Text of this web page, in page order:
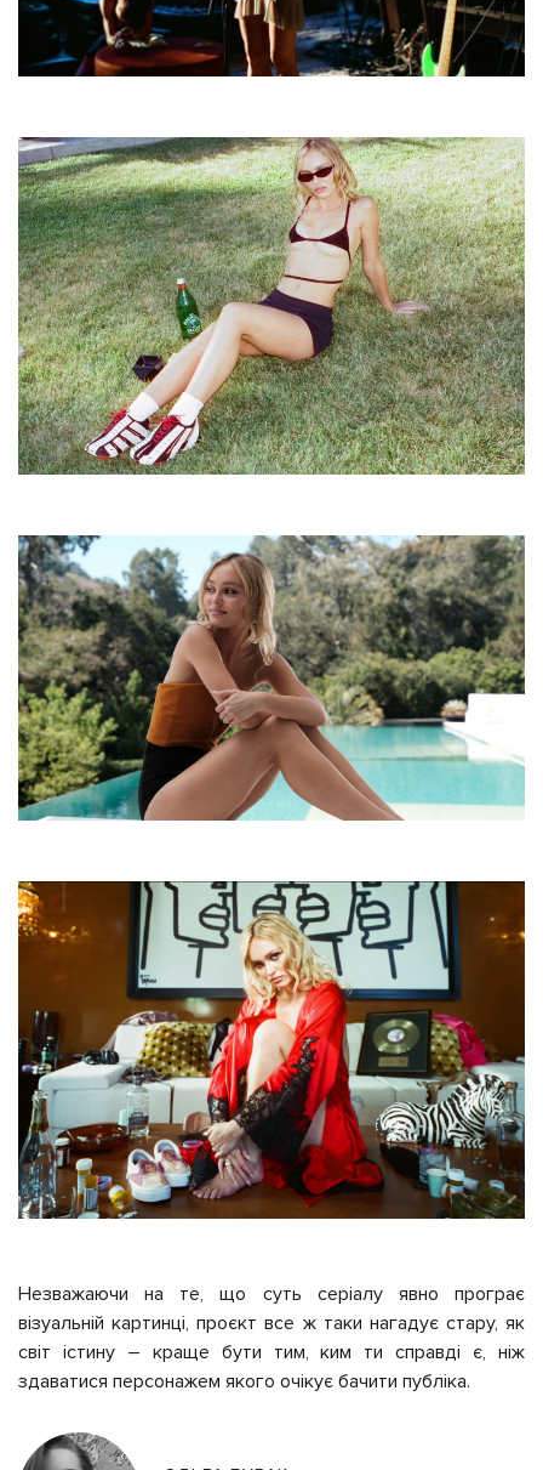
Незважаючи на те, що суть серіалу явно програє
візуальній картинці, проєкт все ж таки нагадує стару, як
світ істину – краще бути тим, ким ти справді є, ніж
здаватися персонажем якого очікує бачити публіка.